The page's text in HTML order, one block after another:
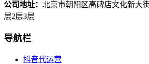
公司地址： 北京市朝阳区高碑店文化新大
层2层3层
导航栏
抖音代运营